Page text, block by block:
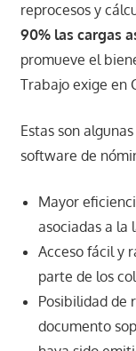
reprocesos y
90% las cargas
promueve el
Trabajo exige en
Estas son
software de
Mayor
asociadas a
Acceso fácil y
parte de los
Posibilidad de
documento